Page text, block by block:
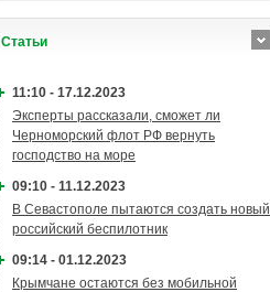
Cтатьи
11:10 - 17.12.2023
Эксперты рассказали, сможет ли
Черноморский флот РФ вернуть
господство на море
09:10 - 11.12.2023
В Севастополе пытаются создать новый
российский беспилотник
09:14 - 01.12.2023
Крымчане остаются без мобильной